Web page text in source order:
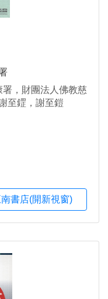
，財團法人佛教慈
至鎠，謝至鎧
南書店(開新視窗)